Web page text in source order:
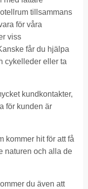
tillsammans
för våra
viss
får du hjälpa
cykelleder eller ta
kundkontakter,
för kunden är
kommer hit för att få
naturen och alla de
du även att